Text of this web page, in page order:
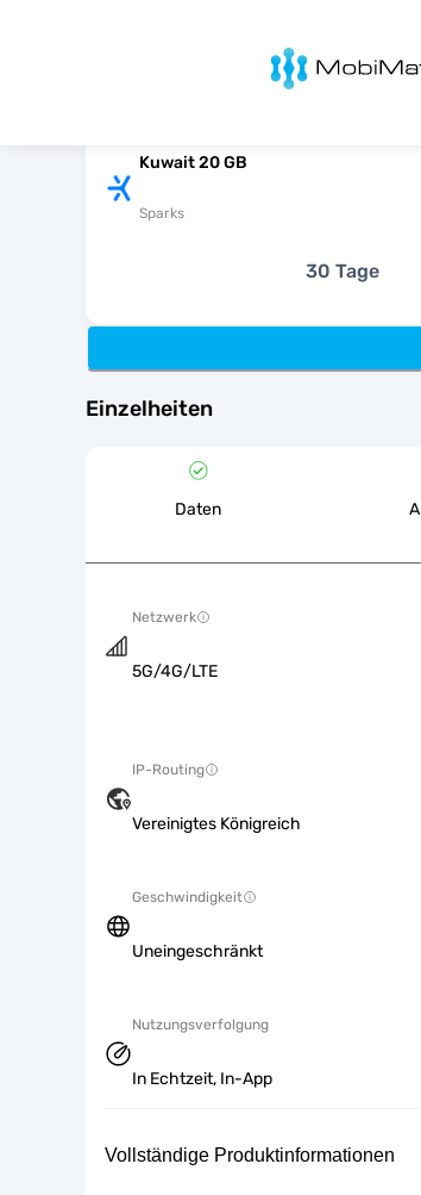
MobiMatter
Kuwait 20 GB
Sparks
30 Tage
Einzelheiten
Daten
Netzwerk
5G/4G/LTE
IP-Routing
Vereinigtes Königreich
Geschwindigkeit
Uneingeschränkt
Nutzungsverfolgung
In Echtzeit, In-App
Vollständige Produktinformationen